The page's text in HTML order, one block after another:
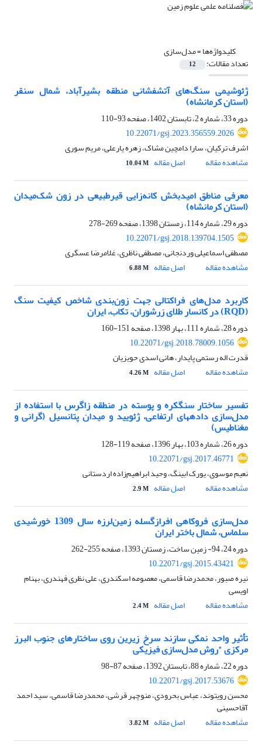
کلیدواژه‌ها =مدل‌سازی
تعداد مقالات: 12
ژئوشیمی سنگ‌های آتشفشانی منطقه بشیرآباد، شمال سنقر
(استان کرمانشاه)
دوره 33، شماره 2، تابستان 1402، صفحه
93-110
10.22071/gsj.2023.356559.2026
اشرف ترکیان، سارا دامچین مشاک، زهره یارعلی، مریم سوری
مشاهده مقاله
اصل مقاله 10.04 M
معرفی مناطق امیدبخش کانه‌زایی قیرطبیعی در زون شک‌میدان
(استان کرمانشاه)
دوره 29، شماره 114، زمستان 1398، صفحه
269-278
10.22071/gsj.2018.139704.1505
مصطفی اسماعیلی وردنجانی، مصطفی ناظری، غلامرضا عسگری
مشاهده مقاله
اصل مقاله 6.88 M
کاربرد مدل‌های فراکتالی جهت زون‌بندی شاخص کیفیت سنگ‌
(RQD) در کانسار طلای زرشوران، تکاب، ایران
دوره 28، شماره 111، بهار 1398، صفحه
151-160
10.22071/gsj.2018.78009.1056
قدرت اله رستمی پایدار، هانی اسدی حویزیان
مشاهده مقاله
اصل مقاله 4.26 M
تفسیر ساختار سنگ‎کره و پوسته در منطقه زاگرس با استفاده از
مدل‌سازی داده‎های ارتفاعی، ژئویید و میدان پتانسیل (گرانی و
مغناطیس)
دوره 26، شماره 103، بهار 1396، صفحه
119-128
10.22071/gsj.2017.46771
نعیم موسوی، یورک ابینگ، وحید ابراهیم‌زاده اردستانی
مشاهده مقاله
اصل مقاله 2.9 M
مدل‌سازی فروکاهی افراز‌گسله زمین‌لرزه سال 1309 خورشیدی
سلماس، شمال باختر ایران
دوره 24، 94- زمین ساخت، زمستان 1393، صفحه
255-262
10.22071/gsj.2015.43421
نیره صبور، محمدرضا قاسمی، معصومه اسکندری، علی نظری فهندری، بهنام
اویسی
مشاهده مقاله
اصل مقاله 2.4 M
تأثیر واحد نمکی سازند سرخ زیرین روی ساختارهای جنوب البرز
مرکزی "روش مدل‌سازی فیزیکی
دوره 22، شماره 88، تابستان 1392، صفحه
87-98
10.22071/gsj.2017.53676
محسن رویتوند، عباس بحرودی، منوچهر قرشی، محمدرضا قاسمی، سید احمد
آقاحسینی
مشاهده مقاله
اصل مقاله 3.82 M